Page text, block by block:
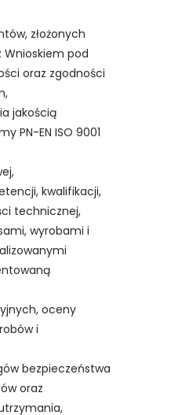
złożonych
Wnioskiem pod
oraz zgodności
jakością
PN-EN ISO 9001
kwalifikacji,
technicznej,
wyrobami i
oceny
i
bezpieczeństwa
oraz